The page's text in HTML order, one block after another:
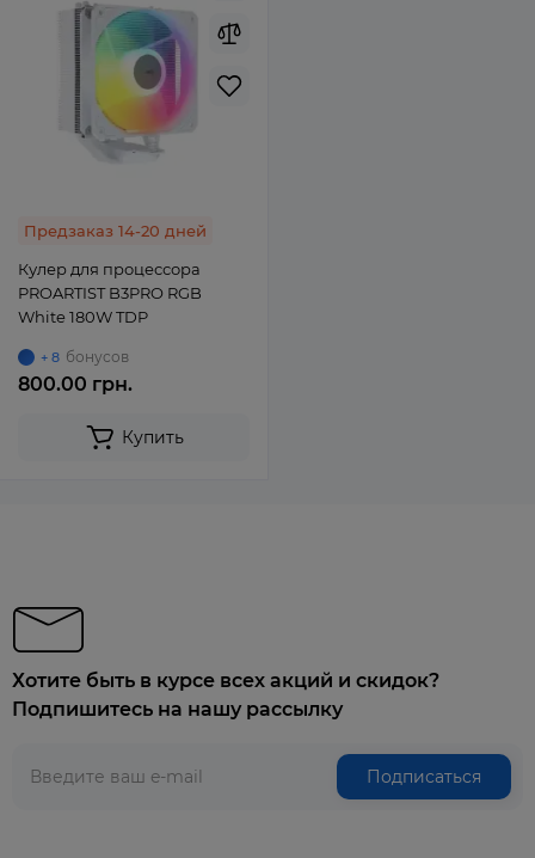
Предзаказ 14-20 дней
Кулер для процессора
PROARTIST B3PRO RGB
White 180W TDP
+ 8 бонусов
800.00 грн.
Купить
Хотите быть в курсе всех акций и скидок?
Подпишитесь на нашу рассылку
Подписаться